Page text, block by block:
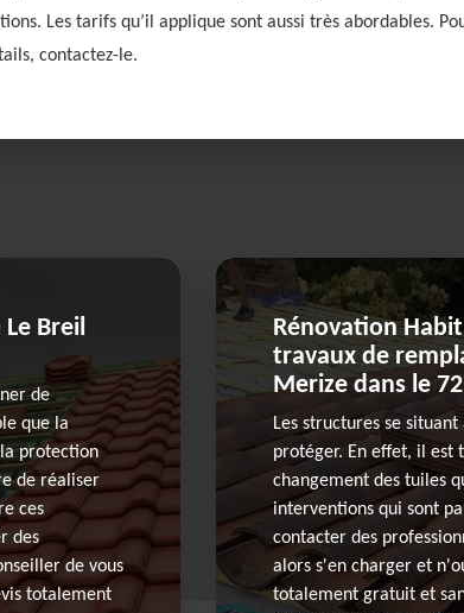
Les tarifs qu’il applique sont aussi très abordables.
contactez-le.
Breil
de
que la
protection
de réaliser
ces
des
de vous
totalement
Rénovation
travaux de
Merize dans le
Les structures se
protéger. En effet, il est
changement des tuiles
interventions qui sont
contacter des
alors s'en charger et
totalement gratuit et